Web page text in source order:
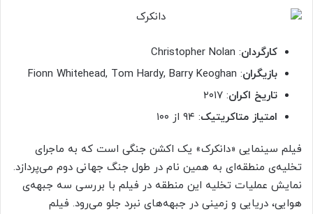
کارگردان: Christopher Nolan
بازیگران: Fionn Whitehead, Tom Hardy, Barry Keoghan
تاریخ اکران: ۲۰۱۷
امتیاز متاکریتیک: ۹۴ از ۱۰۰
فیلم سینمایی «دانکرک» یک اکشن جنگی است که به ماجرای
تخلیه‌ی منطقه‌ای به همین نام در طول جنگ جهانی دوم می‌پردازد.
نمایش عملیات تخلیه این منطقه در فیلم با بررسی سه جبهه‌ی
هوایی،‌ دریایی و زمینی در جبهه‌های نبرد جلو می‌رود. فیلم